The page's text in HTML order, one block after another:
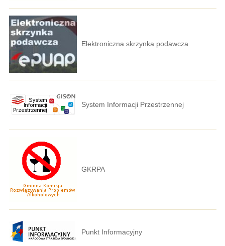
Elektroniczna skrzynka podawcza
System Informacji Przestrzennej
GKRPA
Punkt Informacyjny